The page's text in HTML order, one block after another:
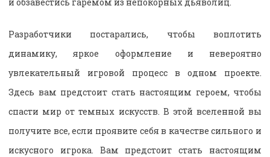
Разработчики постарались, чтобы воплотить
динамику, яркое оформление и невероятно
увлекательный игровой процесс в одном проекте.
Здесь вам предстоит стать настоящим героем, чтобы
спасти мир от темных искусств. В этой вселенной вы
получите все, если проявите себя в качестве сильного и
искусного игрока. Вам предстоит стать настоящим